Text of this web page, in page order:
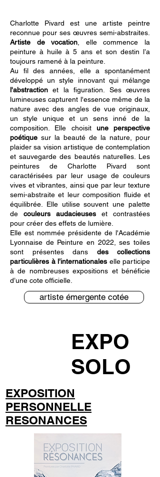
Charlotte Pivard est une artiste peintre
reconnue pour ses œuvres semi-abstraites.
Artiste de vocation , elle commence la
peinture à huile à 5 ans et son destin l’a
toujours ramené à la peinture.
Au fil des années, elle a spontanément
développé un style innovant qui mélange
l'abstraction et la figuration. Ses œuvres
lumineuses capturent l'essence même de la
nature avec des angles de vue originaux,
un style unique et un sens inné de la
composition. Elle choisit une perspective
poétique sur la beauté de la nature, pour
plaider sa vision artistique de contemplation
et sauvegarde des beautés naturelles. Les
peintures de Charlotte Pivard sont
caractérisées par leur usage de couleurs
vives et vibrantes, ainsi que par leur texture
semi-abstraite et leur composition fluide et
équilibrée. Elle utilise souvent une palette
de couleurs audacieuses et contrastées
pour créer des effets de lumière.
Elle est nommée présidente de l'Académie
Lyonnaise de Peinture en 2022, ses toiles
sont présentes dans des collections
particulières à l’internationales elle participe
à de nombreuses expositions et bénéficie
d’une cote officielle.
artiste émergente cotée
EXPO
SOLO
EXPOSITION
PERSONNELLE
RESONANCES